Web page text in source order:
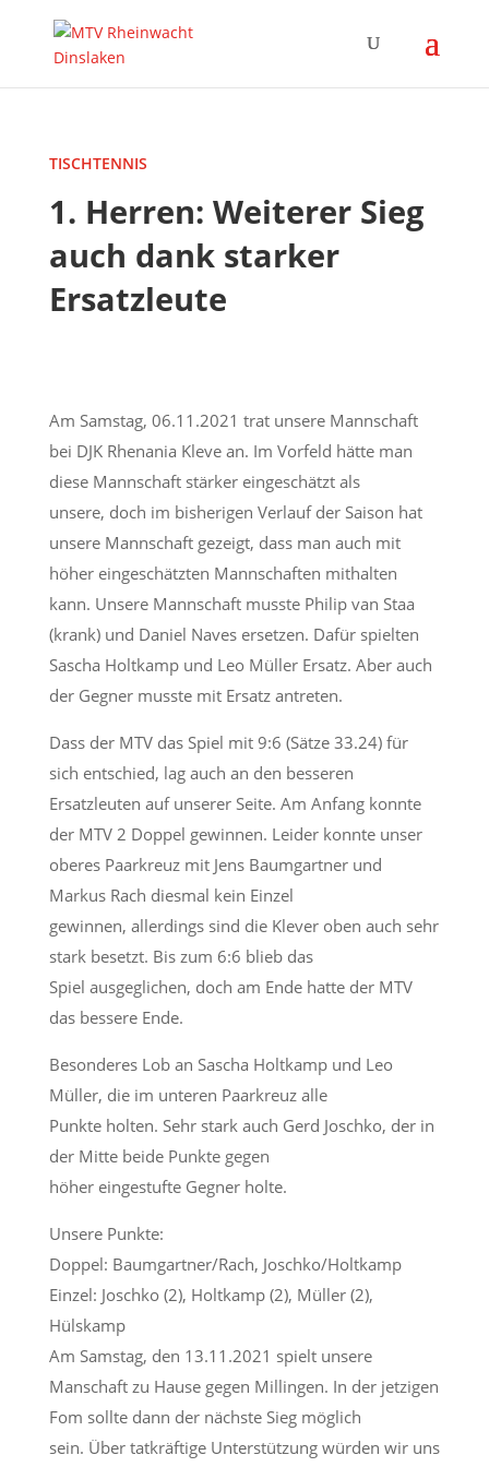
TISCHTENNIS
1. Herren: Weiterer Sieg
auch dank starker
Ersatzleute
Am Samstag, 06.11.2021 trat unsere Mannschaft
bei DJK Rhenania Kleve an. Im Vorfeld hätte man
diese Mannschaft stärker eingeschätzt als
unsere, doch im bisherigen Verlauf der Saison hat
unsere Mannschaft gezeigt, dass man auch mit
höher eingeschätzten Mannschaften mithalten
kann. Unsere Mannschaft musste Philip van Staa
(krank) und Daniel Naves ersetzen. Dafür spielten
Sascha Holtkamp und Leo Müller Ersatz. Aber auch
der Gegner musste mit Ersatz antreten.
Dass der MTV das Spiel mit 9:6 (Sätze 33.24) für
sich entschied, lag auch an den besseren
Ersatzleuten auf unserer Seite. Am Anfang konnte
der MTV 2 Doppel gewinnen. Leider konnte unser
oberes Paarkreuz mit Jens Baumgartner und
Markus Rach diesmal kein Einzel
gewinnen, allerdings sind die Klever oben auch sehr
stark besetzt. Bis zum 6:6 blieb das
Spiel ausgeglichen, doch am Ende hatte der MTV
das bessere Ende.
Besonderes Lob an Sascha Holtkamp und Leo
Müller, die im unteren Paarkreuz alle
Punkte holten. Sehr stark auch Gerd Joschko, der in
der Mitte beide Punkte gegen
höher eingestufte Gegner holte.
Unsere Punkte:
Doppel: Baumgartner/Rach, Joschko/Holtkamp
Einzel: Joschko (2), Holtkamp (2), Müller (2),
Hülskamp
Am Samstag, den 13.11.2021 spielt unsere
Manschaft zu Hause gegen Millingen. In der jetzigen
Fom sollte dann der nächste Sieg möglich
sein. Über tatkräftige Unterstützung würden wir uns